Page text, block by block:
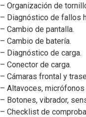
– Organización de
– Diagnóstico de fallos
– Cambio de pantalla.
– Cambio de batería.
– Diagnóstico de carga.
– Conector de carga.
– Cámaras frontal y
– Altavoces, micrófonos
– Botones, vibrador,
– Checklist de